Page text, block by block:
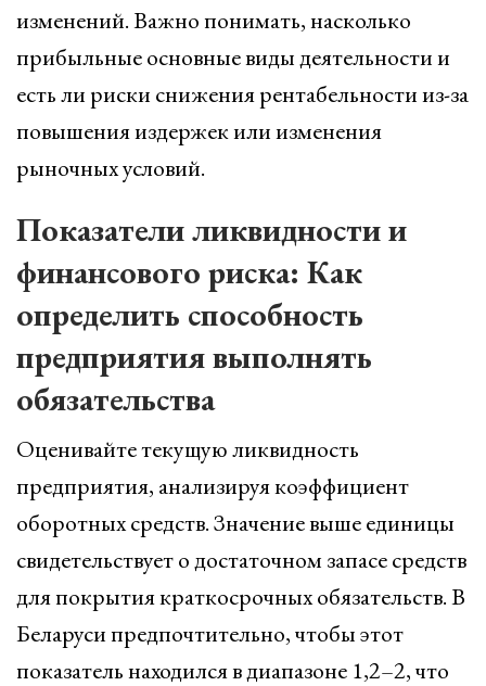
изменений. Важно понимать, насколько
прибыльные основные виды деятельности и
есть ли риски снижения рентабельности из-за
повышения издержек или изменения
рыночных условий.
Показатели ликвидности и
финансового риска: Как
определить способность
предприятия выполнять
обязательства
Оценивайте текущую ликвидность
предприятия, анализируя коэффициент
оборотных средств. Значение выше единицы
свидетельствует о достаточном запасе средств
для покрытия краткосрочных обязательств. В
Беларуси предпочтительно, чтобы этот
показатель находился в диапазоне 1,2–2, что